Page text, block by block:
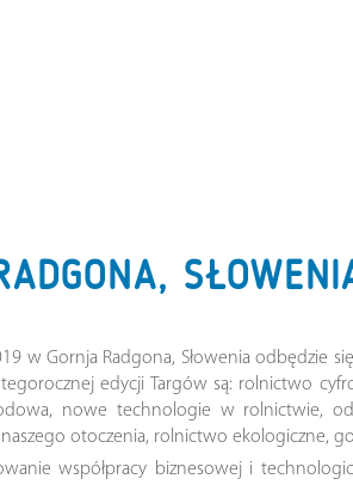
w Gornja Radgona, Słowenia
edycji Targów są: rolnictwo
nowe technologie w rolnictwie,
otoczenia, rolnictwo ekologiczne,
współpracy biznesowej i